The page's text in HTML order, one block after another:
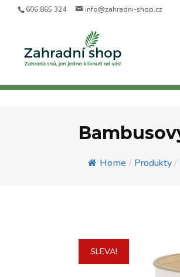
606 865 324 info@zahradni-shop.cz
Home / Produkty /
SLEVA!